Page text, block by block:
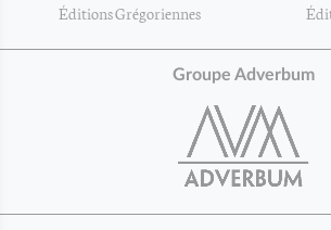
Éditions Grégoriennes
Groupe Adverbum